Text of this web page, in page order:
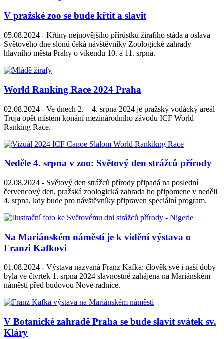
V pražské zoo se bude křtít a slavit
05.08.2024 - Křtiny nejnovějšího přírůstku žirafího stáda a oslava
Světového dne slonů čeká návštěvníky Zoologické zahrady
hlavního města Prahy o víkendu 10. a 11. srpna.
World Ranking Race 2024 Praha
02.08.2024 - Ve dnech 2. – 4. srpna 2024 je pražský vodácký areál
Troja opět místem konání mezinárodního závodu ICF World
Ranking Race.
Neděle 4. srpna v zoo: Světový den strážců přírody
02.08.2024 - Světový den strážců přírody připadá na poslední
červencový den, pražská zoologická zahrada ho připomene v neděli
4. srpna, kdy bude pro návštěvníky připraven speciální program.
Na Mariánském náměstí je k vidění výstava o
Franzi Kafkovi
01.08.2024 - Výstava nazvaná Franz Kafka: člověk své i naší doby
byla ve čtvrtek 1. srpna 2024 slavnostně zahájena na Mariánském
náměstí před budovou Nové radnice.
V Botanické zahradě Praha se bude slavit svátek sv.
Kláry